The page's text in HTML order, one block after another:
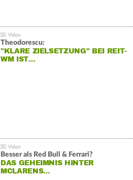
Theodorescu:
"KLARE ZIELSETZUNG" BEI REIT-
WM IST…
Besser als Red Bull & Ferrari?
DAS GEHEIMNIS HINTER
MCLARENS…